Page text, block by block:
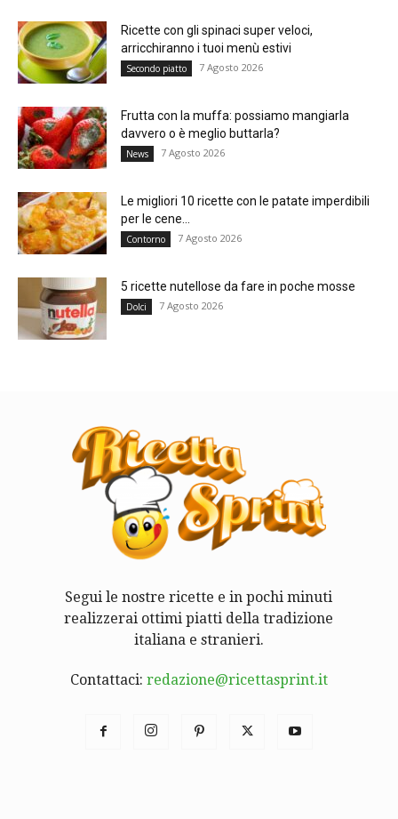
Ricette con gli spinaci super veloci,
arricchiranno i tuoi menù estivi
Secondo piatto 7 Agosto 2026
Frutta con la muffa: possiamo mangiarla
davvero o è meglio buttarla?
News 7 Agosto 2026
Le migliori 10 ricette con le patate imperdibili
per le cene...
Contorno 7 Agosto 2026
5 ricette nutellose da fare in poche mosse
Dolci 7 Agosto 2026
Segui le nostre ricette e in pochi minuti
realizzerai ottimi piatti della tradizione
italiana e stranieri.
Contattaci: redazione@ricettasprint.it